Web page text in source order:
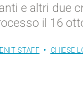
e altri due
il 16
STAFF CHIESE